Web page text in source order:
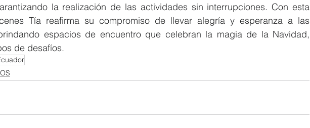
la realización de las actividades sin interrupciones. Con esta
Tía reafirma su compromiso de llevar alegría y esperanza a las
espacios de encuentro que celebran la magia de la Navidad,
de desafíos.